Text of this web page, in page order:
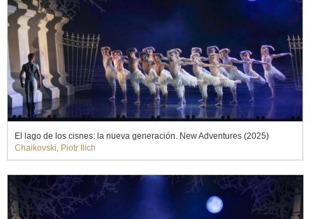
El lago de los cisnes: la nueva generación. New Adventures (2025)
Chaikovski, Piotr Ilich